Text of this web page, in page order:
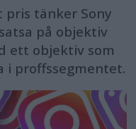
tänker Sony
på objektiv
ett objektiv som
i proffssegmentet.